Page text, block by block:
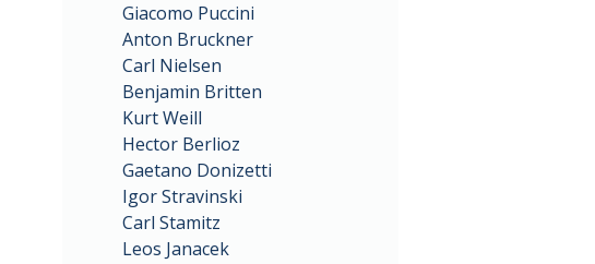
Giacomo Puccini
Anton Bruckner
Carl Nielsen
Benjamin Britten
Kurt Weill
Hector Berlioz
Gaetano Donizetti
Igor Stravinski
Carl Stamitz
Leos Janacek